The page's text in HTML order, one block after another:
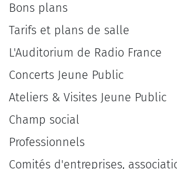
Bons plans
Tarifs et plans de salle
L'Auditorium de Radio France
Concerts Jeune Public
Ateliers & Visites Jeune Public
Champ social
Professionnels
Comités d'entreprises,